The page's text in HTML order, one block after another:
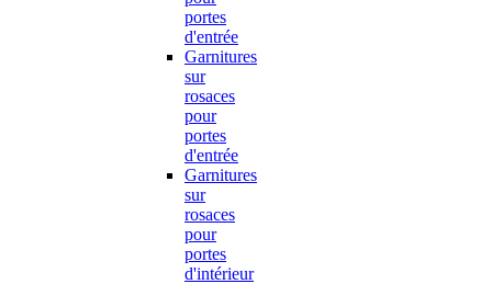
portes
d'entrée
Garnitures
sur
rosaces
pour
portes
d'entrée
Garnitures
sur
rosaces
pour
portes
d'intérieur